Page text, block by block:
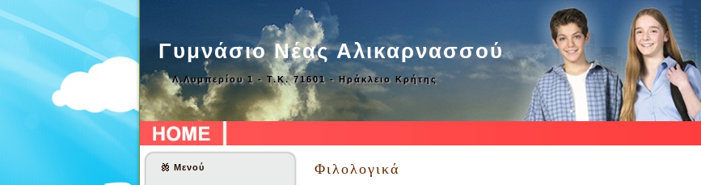
Γυμνάσιο Νέας Αλικαρνασσού
Λ.Λυμπερίου 1 - Τ.Κ. 71601 - Ηράκλειο Κρήτης
Μενού Φιλολογικά